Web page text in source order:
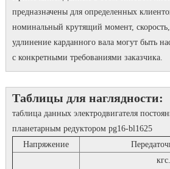
предназначены для определенных
номинальный крутящий момент,
удлинение карданного вала могут быть
с конкретными требованиями заказчика.
Таблицы для наглядности:
таблица данных электродвигателя
планетарным редуктором pg16-bl1625
Напряжение